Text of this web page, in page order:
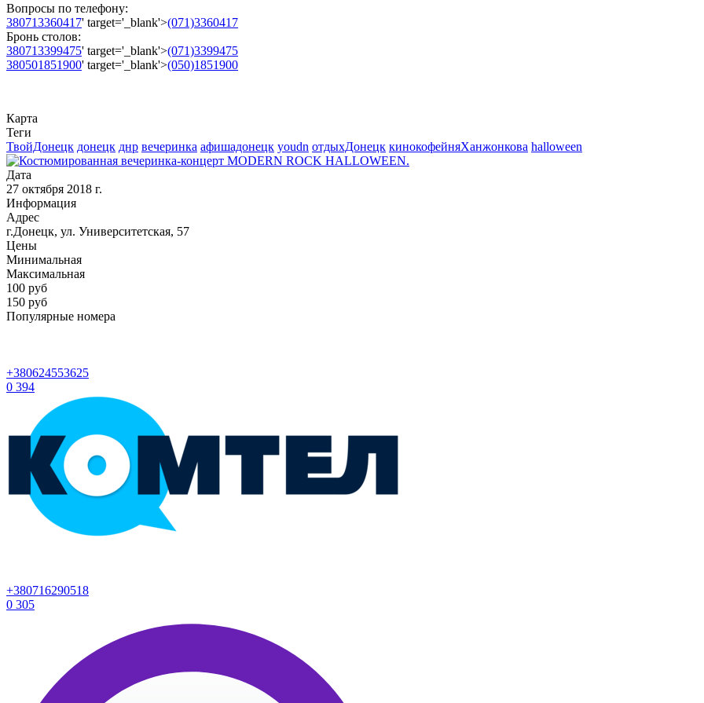
Вопросы по телефону:
380713360417' target='_blank'>(071)3360417
Бронь столов:
380713399475' target='_blank'>(071)3399475
380501851900' target='_blank'>(050)1851900
Карта
Теги
ТвойДонецк донецк днр вечеринка афишадонецк youdn отдыхДонецк кинокофейняХанжонкова halloween
Дата
27 октября 2018 г.
Информация
Адрес
г.Донецк, ул. Университетская, 57
Цены
Минимальная
Максимальная
100 руб
150 руб
Популярные номера
+380624553625
0 394
+380716290518
0 305